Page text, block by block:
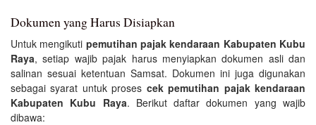
Dokumen yang Harus Disiapkan
Untuk mengikuti pemutihan pajak kendaraan Kabupaten Kubu
Raya, setiap wajib pajak harus menyiapkan dokumen asli dan
salinan sesuai ketentuan Samsat. Dokumen ini juga digunakan
sebagai syarat untuk proses cek pemutihan pajak kendaraan
Kabupaten Kubu Raya. Berikut daftar dokumen yang wajib
dibawa: